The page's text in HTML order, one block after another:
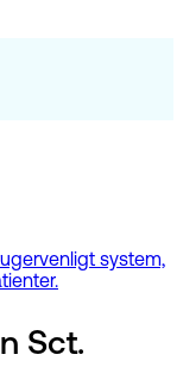
system,
Sct.